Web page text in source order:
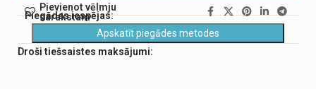
Pievienot vēlmju
sarakstam
Piegādes iespējas:
Apskatīt piegādes metodes
Droši tiešsaistes maksājumi: